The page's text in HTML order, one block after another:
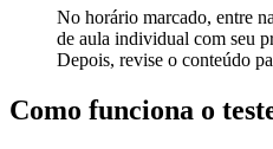
No horário marcado, entre
de aula individual com seu
Depois, revise o conteúdo
Como funciona o